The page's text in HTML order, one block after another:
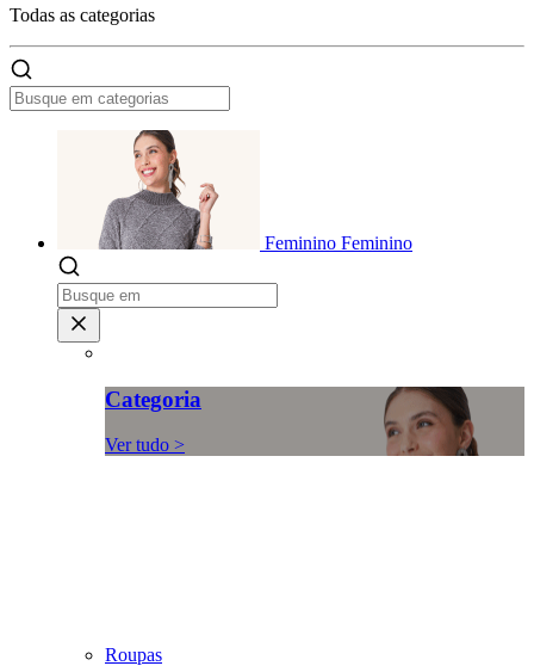
Todas as categorias
Feminino Feminino
Categoria
Ver tudo >
Roupas